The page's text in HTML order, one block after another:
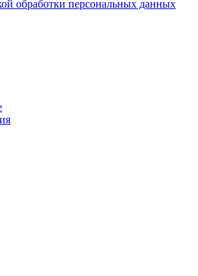
обработки персональных данных